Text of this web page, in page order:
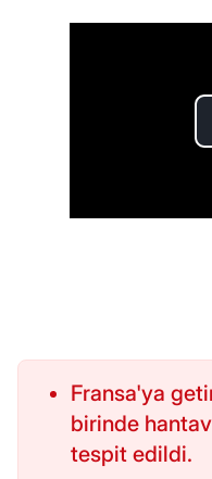
Fransa'ya
birinde
tespit edildi.